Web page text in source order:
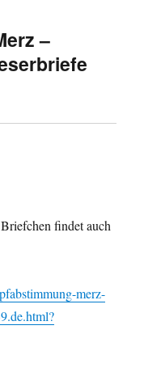
–
findet auch
merz-